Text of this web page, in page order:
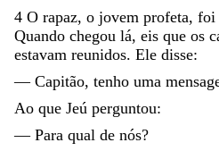
4 O rapaz, o jovem profeta, foi
Quando chegou lá, eis que os
estavam reunidos. Ele disse:
— Capitão, tenho uma
Ao que Jeú perguntou:
— Para qual de nós?